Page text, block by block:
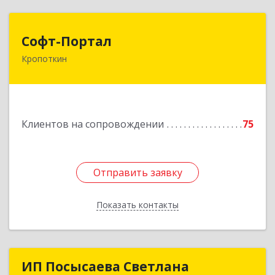
Софт-Портал
Кропоткин
Клиентов на сопровождении 75
Отправить заявку
Показать контакты
352395, Краснодарский край, Кавказский р-н,
Отправить заявку
Назад
ИП Посысаева Светлана
ИП Посысаева Светлана